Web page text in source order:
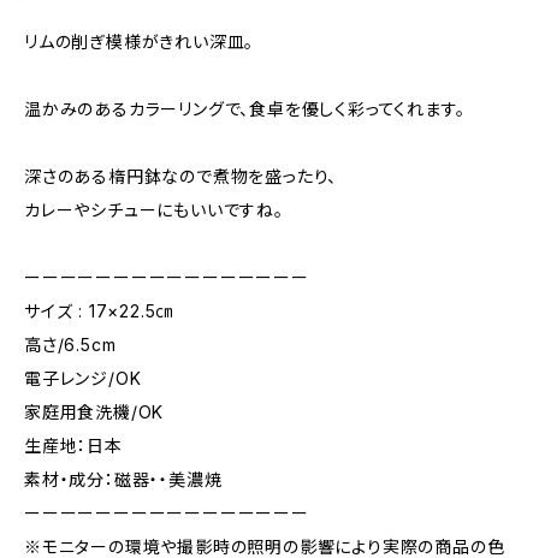
リムの削ぎ模様がきれい深皿。
温かみのあるカラーリングで、食卓を優しく彩ってくれます。
深さのある楕円鉢なので煮物を盛ったり、
カレーやシチューにもいいですね。
ーーーーーーーーーーーーーーーー
サイズ : 17×22.5㎝
高さ/6.5cm
電子レンジ/OK
家庭用食洗機/OK
生産地：日本
素材・成分：磁器・・美濃焼
ーーーーーーーーーーーーーーーー
※モニターの環境や撮影時の照明の影響により実際の商品の色